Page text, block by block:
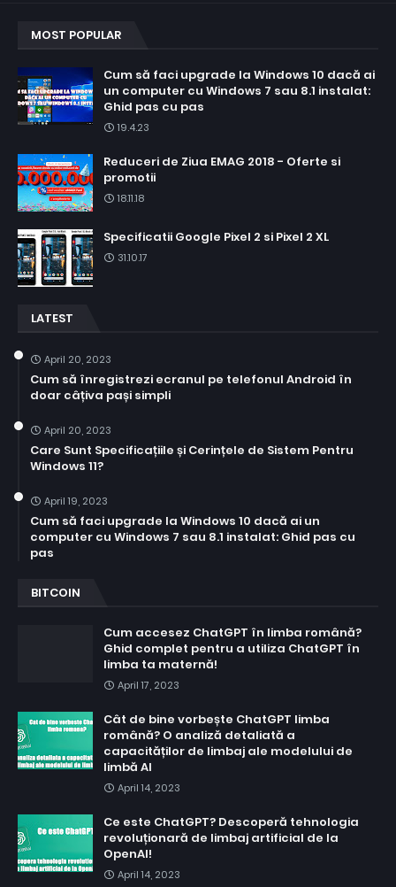
MOST POPULAR
Cum să faci upgrade la Windows 10 dacă ai
un computer cu Windows 7 sau 8.1 instalat:
Ghid pas cu pas
19.4.23
Reduceri de Ziua EMAG 2018 - Oferte si
promotii
18.11.18
Specificatii Google Pixel 2 si Pixel 2 XL
31.10.17
LATEST
April 20, 2023
Cum să înregistrezi ecranul pe telefonul Android în
doar câțiva pași simpli
April 20, 2023
Care Sunt Specificațiile și Cerințele de Sistem Pentru
Windows 11?
April 19, 2023
Cum să faci upgrade la Windows 10 dacă ai un
computer cu Windows 7 sau 8.1 instalat: Ghid pas cu
pas
BITCOIN
Cum accesez ChatGPT în limba română?
Ghid complet pentru a utiliza ChatGPT în
limba ta maternă!
April 17, 2023
Cât de bine vorbește ChatGPT limba
română? O analiză detaliată a
capacităților de limbaj ale modelului de
limbă AI
April 14, 2023
Ce este ChatGPT? Descoperă tehnologia
revoluționară de limbaj artificial de la
OpenAI!
April 14, 2023